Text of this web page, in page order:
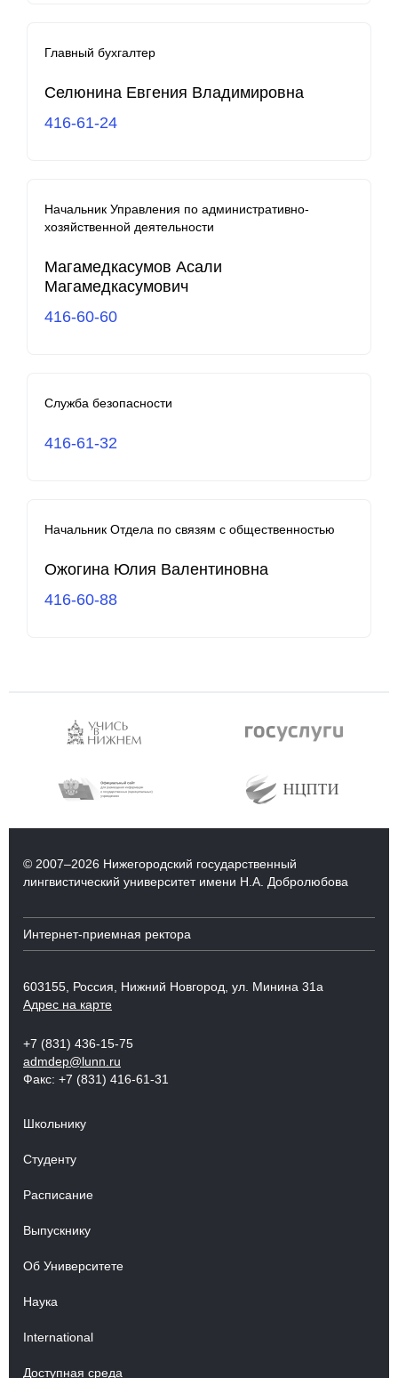
Главный бухгалтер
Селюнина Евгения Владимировна
416-61-24
Начальник Управления по административно-
хозяйственной деятельности
Магамедкасумов Асали
Магамедкасумович
416-60-60
Служба безопасности
416-61-32
Начальник Отдела по связям с общественностью
Ожогина Юлия Валентиновна
416-60-88
© 2007–2026 Нижегородский государственный
лингвистический университет имени Н.А. Добролюбова
Интернет-приемная ректора
603155, Россия, Нижний Новгород, ул. Минина 31а
Адрес на карте
+7 (831) 436-15-75
admdep@lunn.ru
Факс: +7 (831) 416-61-31
Школьнику
Студенту
Расписание
Выпускнику
Об Университете
Наука
International
Доступная среда